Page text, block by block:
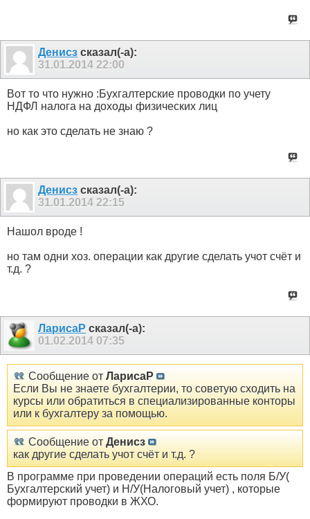
Денисз сказал(-а):
31.01.2014 22:00
Вот то что нужно :Бухгалтерские проводки по учету
НДФЛ налога на доходы физических лиц
но как это сделать не знаю ?
Денисз сказал(-а):
31.01.2014 22:15
Нашол вроде !
но там одни хоз. операции как другие сделать учот счёт и
т.д. ?
ЛарисаР сказал(-а):
01.02.2014 07:35
Сообщение от ЛарисаР
Если Вы не знаете бухгалтерии, то советую сходить на
курсы или обратиться в специализированные конторы
или к бухгалтеру за помощью.
Сообщение от Денисз
как другие сделать учот счёт и т.д. ?
В программе при проведении операций есть поля Б/У(
Бухгалтерский учет) и Н/У(Налоговый учет) , которые
формируют проводки в ЖХО.